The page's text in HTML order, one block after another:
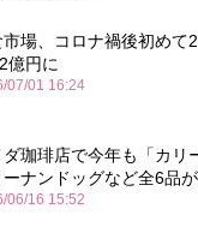
市場、コロナ禍後初め
億円に
07/01 16:24
ダ珈琲店で今年も「カ
ーナンドッグなど全6品
06/16 15:52